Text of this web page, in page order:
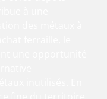
à une
des métaux à
ferraille, le
une opportunité
inutilisés. En